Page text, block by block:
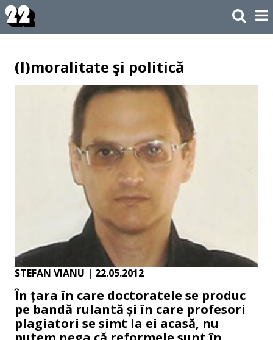
(I)moralitate şi politică
STEFAN VIANU | 22.05.2012
În țara în care doctoratele se produc
pe bandă rulantă și în care profesori
plagiatori se simt la ei acasă, nu